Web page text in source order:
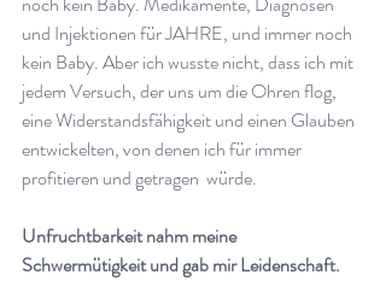
und Injektionen für JAHRE, und immer noch
kein Baby. Aber ich wusste nicht, dass ich mit
jedem Versuch, der uns um die Ohren flog,
eine Widerstandsfähigkeit und einen Glauben
entwickelten, von denen ich für immer
profitieren und getragen  würde.
Unfruchtbarkeit nahm meine
Schwermütigkeit und gab mir Leidenschaft.